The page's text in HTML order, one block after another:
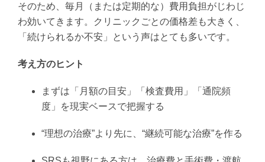
そのため、毎月（または定期的な）費用負担がじわじ
わ効いてきます。クリニックごとの価格差も大きく、
「続けられるか不安」という声はとても多いです。
考え方のヒント
まずは「月額の目安」「検査費用」「通院頻
度」を現実ベースで把握する
“理想の治療”より先に、“継続可能な治療”を作る